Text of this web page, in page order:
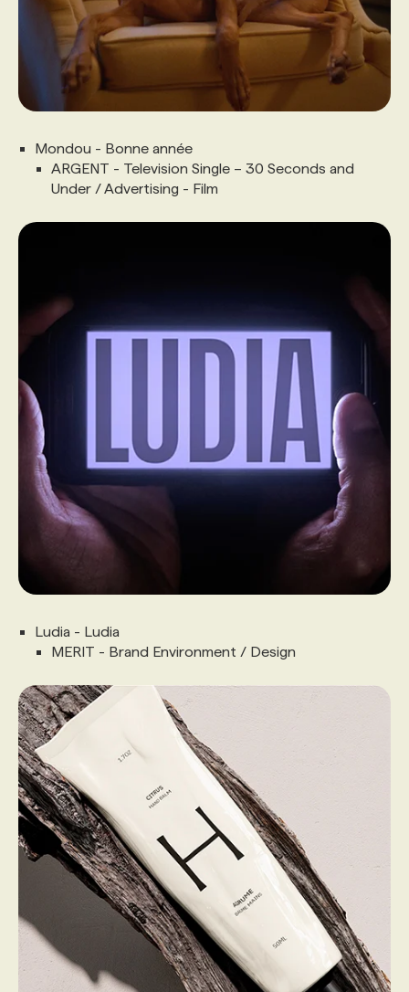
Mondou - Bonne année
ARGENT - Television Single – 30 Seconds and
Under / Advertising - Film
Ludia - Ludia
MERIT - Brand Environment / Design